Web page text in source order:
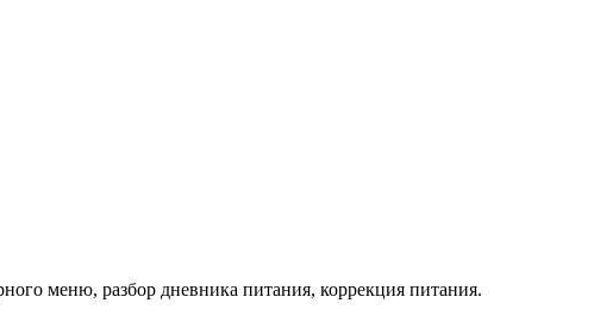
меню, разбор дневника питания, коррекция питания.